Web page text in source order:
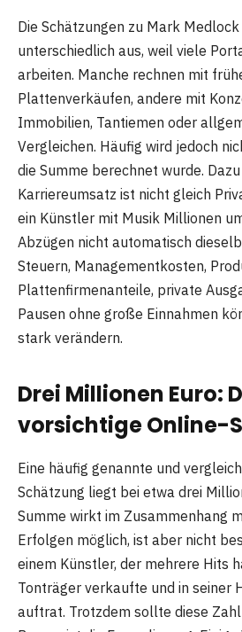
Die Schätzungen zu Mark
unterschiedlich aus, weil viele
arbeiten. Manche rechnen mit
Plattenverkäufen, andere mit
Immobilien, Tantiemen oder
Vergleichen. Häufig wird jedoch
die Summe berechnet wurde.
Karriereumsatz ist nicht gleich
ein Künstler mit Musik Millionen
Abzügen nicht automatisch
Steuern, Managementkosten,
Plattenfirmenanteile, private
Pausen ohne große Einnahmen
stark verändern.
Drei Millionen Euro:
vorsichtige Online-
Eine häufig genannte und
Schätzung liegt bei etwa drei
Summe wirkt im Zusammenhang
Erfolgen möglich, ist aber nicht
einem Künstler, der mehrere Hits
Tonträger verkaufte und in seiner
auftrat. Trotzdem sollte diese